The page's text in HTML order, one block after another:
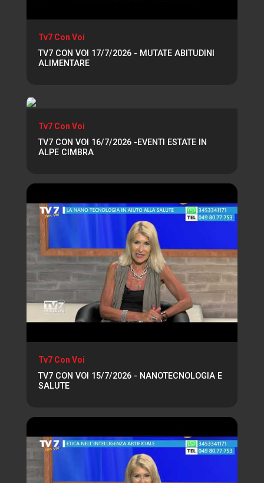
Tv7 Con Voi
TV7 CON VOI 17/7/2026 - MUTATE ABITUDINI
ALIMENTARE
Tv7 Con Voi
TV7 CON VOI 16/7/2026 -EVENTI ESTATE IN
ALPE CIMBRA
Tv7 Con Voi
TV7 CON VOI 15/7/2026 - NANOTECNOLOGIA E
SALUTE